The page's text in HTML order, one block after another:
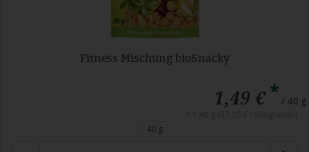
Fitness Mischung bioSnacky
1,49 €* / 40 g
40 g